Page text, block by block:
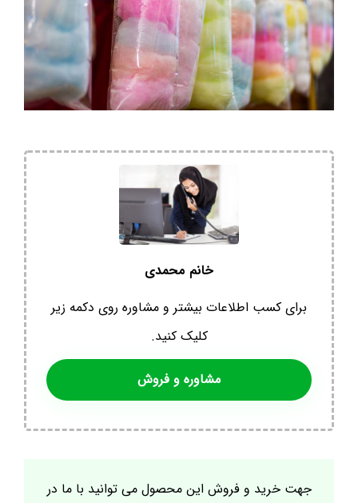
خانم محمدی
برای کسب اطلاعات بیشتر و مشاوره روی دکمه زیر
کلیک کنید.
مشاوره و فروش
جهت خرید و فروش این محصول می توانید با ما در